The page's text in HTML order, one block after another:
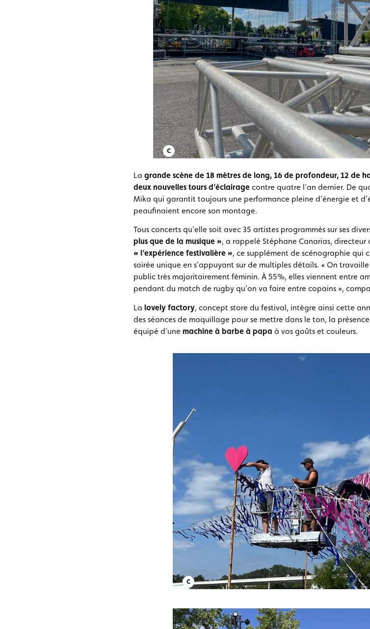
La grande scène de 18 mètres de long, 16 de profondeur, 12 de
deux nouvelles tours d’éclairage contre quatre l’an dernier. De
Mika qui garantit toujours une performance pleine d’énergie et
peaufinaient encore son montage.
Tous concerts qu’elle soit avec 35 artistes programmés sur ses
plus que de la musique », a rappelé Stéphane Canarias,
« l’expérience festivalière », ce supplément de scénographie qui
soirée unique en s’appuyant sur de multiples détails. « On
public très majoritairement féminin. À 55%, elles viennent entre
pendant du match de rugby qu’on va faire entre copains »,
La lovely factory, concept store du festival, intègre ainsi cette
des séances de maquillage pour se mettre dans le ton, la
équipé d’une machine à barbe à papa à vos goûts et couleurs.